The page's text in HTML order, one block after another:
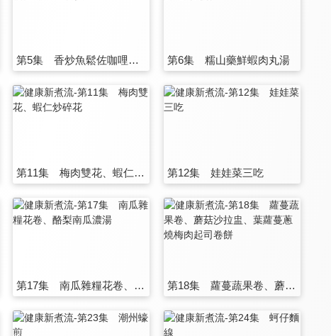
第5集 香炒魚鬆佐咖哩鳳梨炒飯 第6集 糯山藥鮮蝦肉丸湯
第11集 梅肉雙花、蝦仁炒碎花 第12集 娃娃菜三吃
第17集 南瓜雜糧花卷、酪梨南瓜濃湯 第18集 蘿蔓蔬果卷、蘑菇沙拉盅、葉蘿蔓蔥燒梅肉起司卷餅